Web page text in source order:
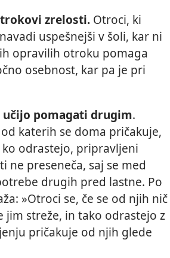
zrelosti. Otroci, ki
uspešnejši v šoli, kar ni
opravilih otroku pomaga
osebnost, kar pa je pri
pomagati drugim.
katerih se doma pričakuje,
odrastejo, pripravljeni
ne preseneča, saj se med
drugih pred lastne. Po
»Otroci se, če se od njih nič
jim streže, in tako odrastejo z
pričakuje od njih glede